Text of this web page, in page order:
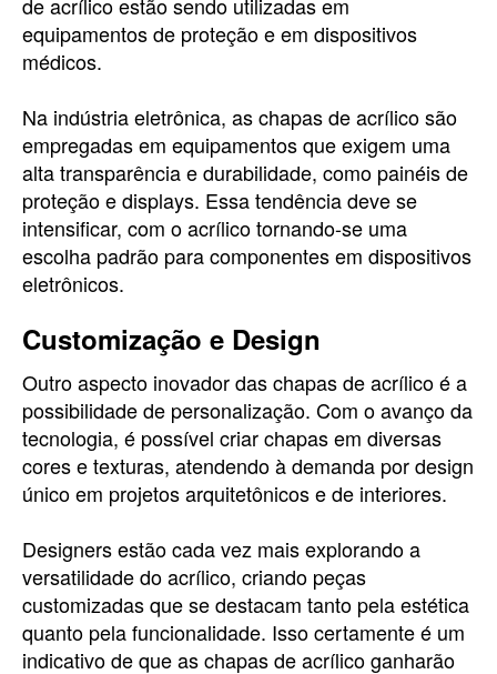
equipamentos de proteção e em dispositivos
médicos.
Na indústria eletrônica, as chapas de acrílico são
empregadas em equipamentos que exigem uma
alta transparência e durabilidade, como painéis de
proteção e displays. Essa tendência deve se
intensificar, com o acrílico tornando-se uma
escolha padrão para componentes em dispositivos
eletrônicos.
Customização e Design
Outro aspecto inovador das chapas de acrílico é a
possibilidade de personalização. Com o avanço da
tecnologia, é possível criar chapas em diversas
cores e texturas, atendendo à demanda por design
único em projetos arquitetônicos e de interiores.
Designers estão cada vez mais explorando a
versatilidade do acrílico, criando peças
customizadas que se destacam tanto pela estética
quanto pela funcionalidade. Isso certamente é um
indicativo de que as chapas de acrílico ganharão